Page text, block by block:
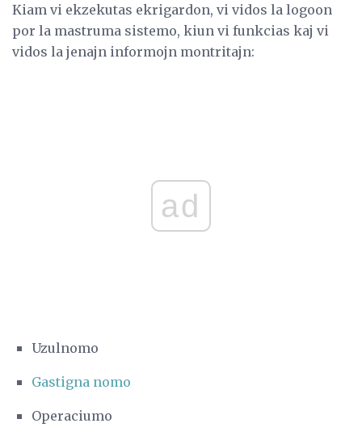
Kiam vi ekzekutas ekrigardon, vi vidos la logoon
por la mastruma sistemo, kiun vi funkcias kaj vi
vidos la jenajn informojn montritajn:
ad
Uzulnomo
Gastigna nomo
Operaciumo